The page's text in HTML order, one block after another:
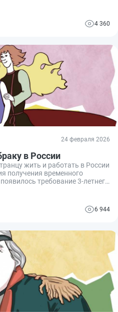
актуальные образцы
ошибок, из‑за которых
4 360
24 февраля 2026
в России
жить и работать в России
получения временного
требование 3-летнего
получения РВП по браку,
и порядок подачи
6 944